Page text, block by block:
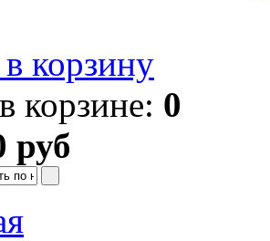
корзину
корзине: 0
руб